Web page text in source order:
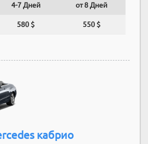
4-7 Дней от 8 Дней
580 $ 550 $
кабрио